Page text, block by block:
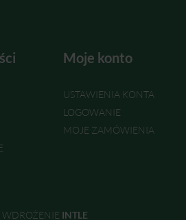
Moje konto
USTAWIENIA KONTA
LOGOWANIE
MOJE ZAMÓWIENIA
WDROŻENIE INTLE